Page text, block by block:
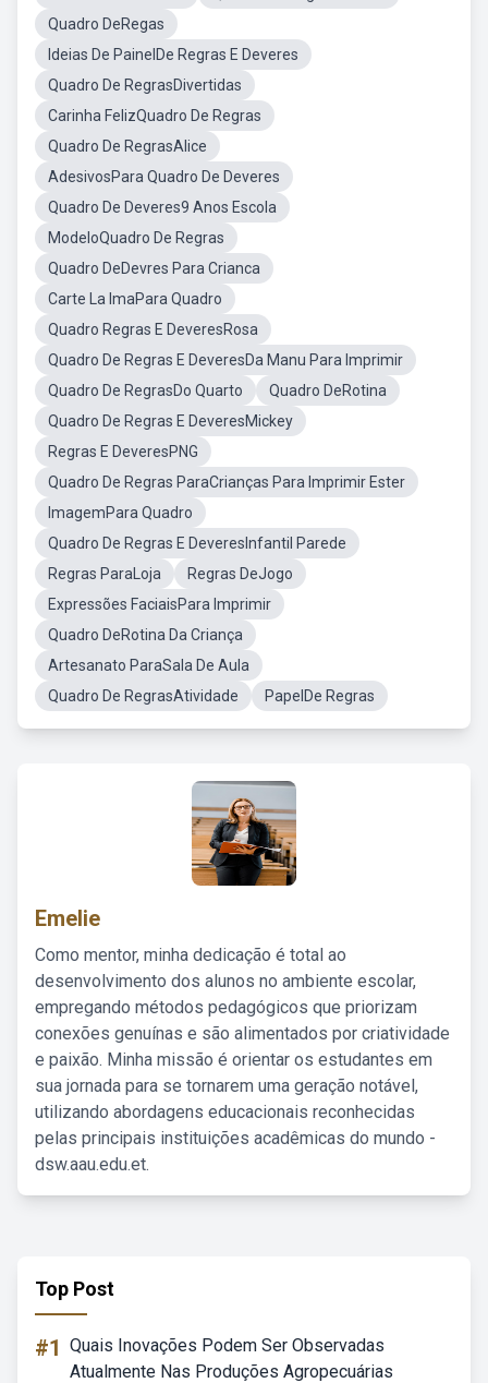
Quadro DeRegas
Ideias De PainelDe Regras E Deveres
Quadro De RegrasDivertidas
Carinha FelizQuadro De Regras
Quadro De RegrasAlice
AdesivosPara Quadro De Deveres
Quadro De Deveres9 Anos Escola
ModeloQuadro De Regras
Quadro DeDevres Para Crianca
Carte La ImaPara Quadro
Quadro Regras E DeveresRosa
Quadro De Regras E DeveresDa Manu Para Imprimir
Quadro De RegrasDo Quarto
Quadro DeRotina
Quadro De Regras E DeveresMickey
Regras E DeveresPNG
Quadro De Regras ParaCrianças Para Imprimir Ester
ImagemPara Quadro
Quadro De Regras E DeveresInfantil Parede
Regras ParaLoja
Regras DeJogo
Expressões FaciaisPara Imprimir
Quadro DeRotina Da Criança
Artesanato ParaSala De Aula
Quadro De RegrasAtividade
PapelDe Regras
Emelie
Como mentor, minha dedicação é total ao
desenvolvimento dos alunos no ambiente escolar,
empregando métodos pedagógicos que priorizam
conexões genuínas e são alimentados por criatividade
e paixão. Minha missão é orientar os estudantes em
sua jornada para se tornarem uma geração notável,
utilizando abordagens educacionais reconhecidas
pelas principais instituições acadêmicas do mundo -
dsw.aau.edu.et.
Top Post
#1 Quais Inovações Podem Ser Observadas
Atualmente Nas Produções Agropecuárias